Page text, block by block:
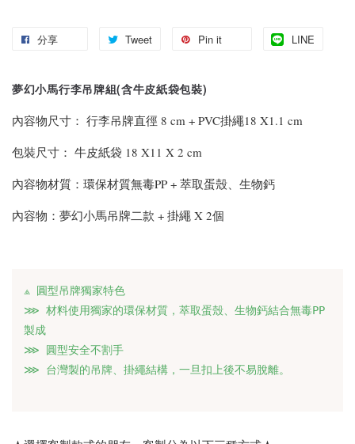
分享 Tweet Pin it LINE
夢幻小馬行李吊牌組(含牛皮紙袋包裝)
內容物尺寸： 行李吊牌直徑 8 cm + PVC掛繩18 X1.1 cm
包裝尺寸： 牛皮紙袋 18 X11 X 2 cm
內容物材質：環保材質無毒PP + 萃取蛋殼、生物鈣
內容物：夢幻小馬吊牌二款 + 掛繩 X 2個
⟁ 圓型吊牌獨家特色
⋙ 材料使用獨家的環保材質，萃取蛋殼、生物鈣結合無毒PP
製成
⋙ 圓型安全不割手
⋙ 台灣製的吊牌、掛繩結構，一旦扣上後不易脫離。